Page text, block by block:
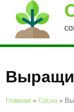
Главная »Сосна»